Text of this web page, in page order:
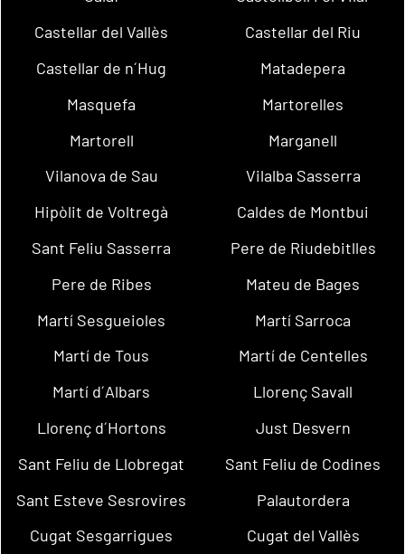
Castellar del Vallès
Castellar del Riu
Castellar de n´Hug
Matadepera
Masquefa
Martorelles
Martorell
Marganell
Vilanova de Sau
Vilalba Sasserra
Hipòlit de Voltregà
Caldes de Montbui
Sant Feliu Sasserra
Pere de Riudebitlles
Pere de Ribes
Mateu de Bages
Martí Sesgueioles
Martí Sarroca
Martí de Tous
Martí de Centelles
Martí d´Albars
Llorenç Savall
Llorenç d´Hortons
Just Desvern
Sant Feliu de Llobregat
Sant Feliu de Codines
Sant Esteve Sesrovires
Palautordera
Cugat Sesgarrigues
Cugat del Vallès